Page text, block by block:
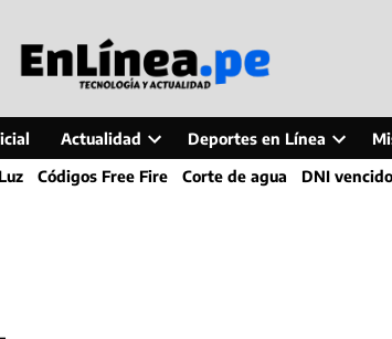
Actualidad
Open
dropdown
Deportes en Línea
Open
dropdown
Códigos Free Fire Corte de agua DNI vencido